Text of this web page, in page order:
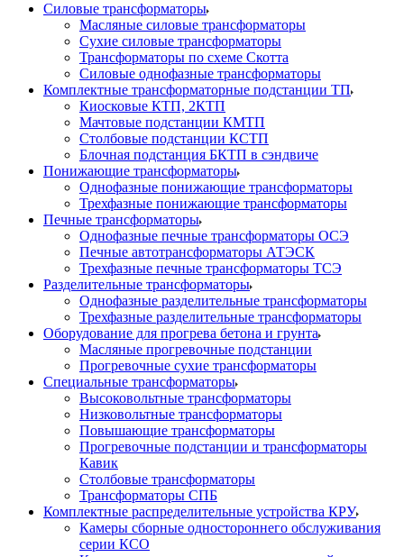
Силовые трансформаторы
Масляные силовые трансформаторы
Сухие силовые трансформаторы
Трансформаторы по схеме Скотта
Силовые однофазные трансформаторы
Комплектные трансформаторные подстанции ТП
Киосковые КТП, 2КТП
Мачтовые подстанции КМТП
Столбовые подстанции КСТП
Блочная подстанция БКТП в сэндвиче
Понижающие трансформаторы
Однофазные понижающие трансформаторы
Трехфазные понижающие трансформаторы
Печные трансформаторы
Однофазные печные трансформаторы ОСЭ
Печные автотрансформаторы АТЭСК
Трехфазные печные трансформаторы ТСЭ
Разделительные трансформаторы
Однофазные разделительные трансформаторы
Трехфазные разделительные трансформаторы
Оборудование для прогрева бетона и грунта
Масляные прогревочные подстанции
Прогревочные сухие трансформаторы
Специальные трансформаторы
Высоковольтные трансформаторы
Низковольтные трансформаторы
Повышающие трансформаторы
Прогревочные подстанции и трансформаторы
Кавик
Столбовые трансформаторы
Трансформаторы СПБ
Комплектные распределительные устройства КРУ
Камеры сборные одностороннего обслуживания
серии КСО